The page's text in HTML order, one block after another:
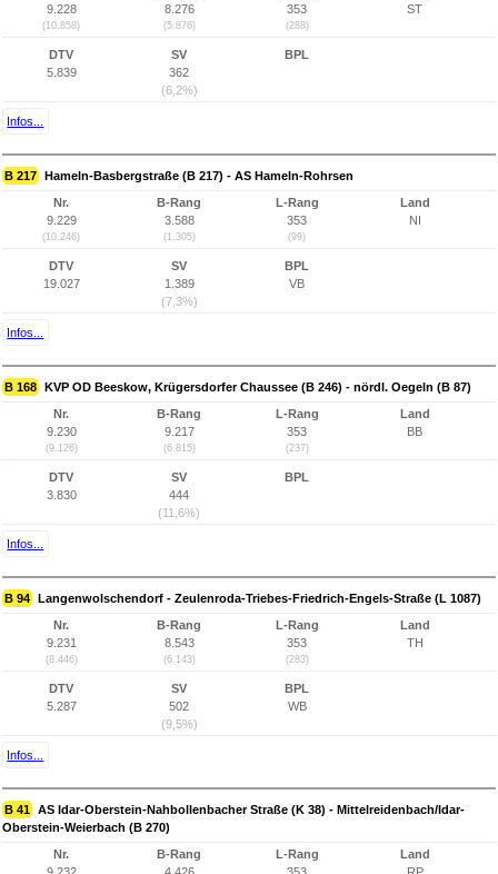
9.228
(10.858)
8.276
(5.876)
353
(288)
ST
DTV
5.839
SV
362
(6,2%)
BPL
Infos...
B 217 Hameln-Basbergstraße (B 217) - AS Hameln-Rohrsen
Nr.
9.229
(10.246)
B-Rang
3.588
(1.305)
L-Rang
353
(99)
Land
NI
DTV
19.027
SV
1.389
(7,3%)
BPL
VB
Infos...
B 168 KVP OD Beeskow, Krügersdorfer Chaussee (B 246) - nördl. Oegeln (B 87)
Nr.
9.230
(9.126)
B-Rang
9.217
(6.815)
L-Rang
353
(237)
Land
BB
DTV
3.830
SV
444
(11,6%)
BPL
Infos...
B 94 Langenwolschendorf - Zeulenroda-Triebes-Friedrich-Engels-Straße (L 1087)
Nr.
9.231
(8.446)
B-Rang
8.543
(6.143)
L-Rang
353
(283)
Land
TH
DTV
5.287
SV
502
(9,5%)
BPL
WB
Infos...
B 41 AS Idar-Oberstein-Nahbollenbacher Straße (K 38) - Mittelreidenbach/Idar-
Oberstein-Weierbach (B 270)
Nr.
B-Rang
L-Rang
Land